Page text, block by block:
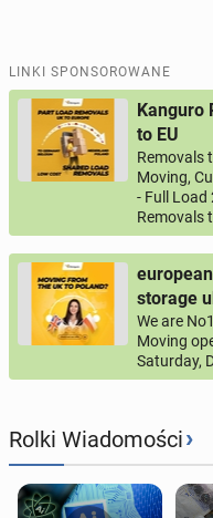
LINKI SPONSOROWANE
Kanguro
to EU
Removals
Moving,
- Full Load
Removals
storage
We are
Moving
Saturday,
Rolki Wiadomości›